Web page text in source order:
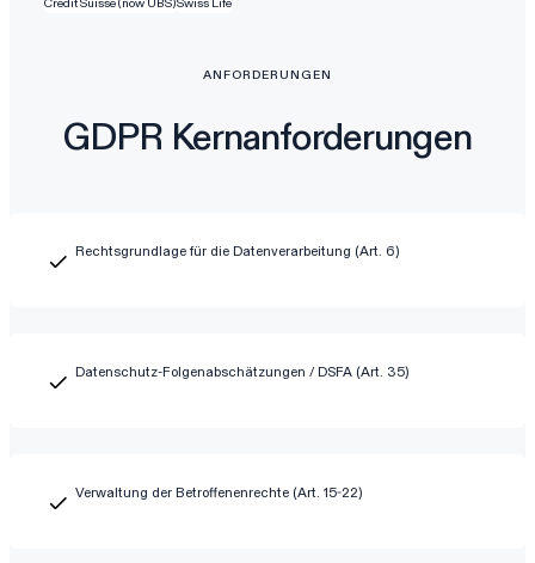
Credit Suisse (now UBS)Swiss Life
ANFORDERUNGEN
GDPR Kernanforderungen
Rechtsgrundlage für die Datenverarbeitung (Art. 6)
Datenschutz-Folgenabschätzungen / DSFA (Art. 35)
Verwaltung der Betroffenenrechte (Art. 15-22)